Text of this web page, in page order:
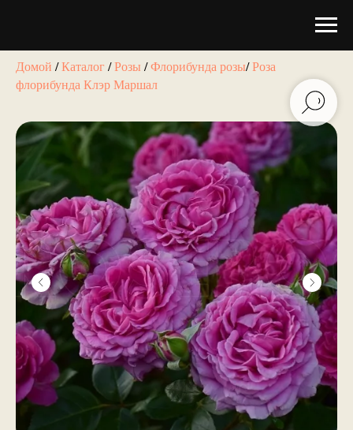
Домой /Каталог /Розы /Флорибунда розы/Роза
флорибунда Клэр Маршал